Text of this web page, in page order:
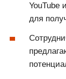
YouTube
для